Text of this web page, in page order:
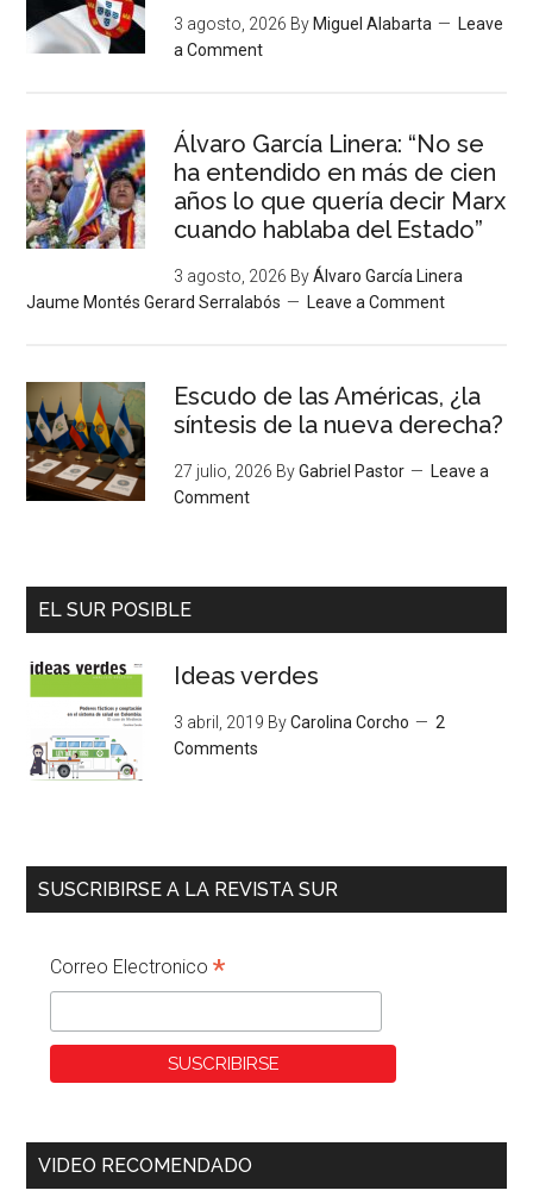
3 agosto, 2026 By Miguel Alabarta
Leave
a Comment
Álvaro García Linera: “No se
ha entendido en más de cien
años lo que quería decir Marx
cuando hablaba del Estado”
3 agosto, 2026 ByÁlvaro García Linera
Jaume Montés Gerard Serralabós
Leave a Comment
Escudo de las Américas, ¿la
síntesis de la nueva derecha?
27 julio, 2026 ByGabriel Pastor
Leave a
Comment
EL SUR POSIBLE
Ideas verdes
3 abril, 2019 ByCarolina Corcho
2
Comments
SUSCRIBIRSE A LA REVISTA SUR
Correo Electronico*
VIDEO RECOMENDADO